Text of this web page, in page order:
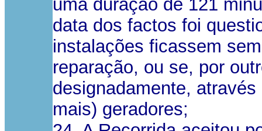
uma duração de 121
data dos factos foi
instalações ficassem
reparação, ou se, por
designadamente,
mais) geradores;